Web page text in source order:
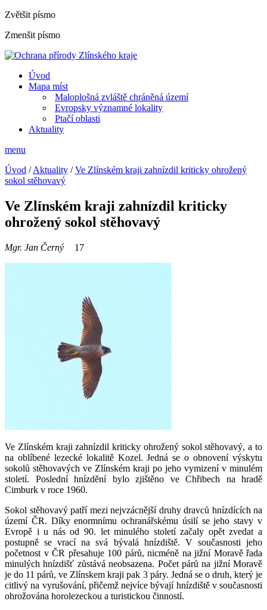
Zvětšit písmo
Zmenšit písmo
Úvod
Mapa míst
Maloplošná zvláště chráněná území
Evropsky významné lokality
Ptačí oblasti
Aktuality
menu
Úvod /Aktuality /Ve Zlínském kraji zahnízdil kriticky ohrožený
sokol stěhovavý
Ve Zlínském kraji zahnízdil kriticky
ohrožený sokol stěhovavý
Mgr. Jan Černý 17
Ve Zlínském kraji zahnízdil kriticky ohrožený sokol stěhovavý, a to
na oblíbené lezecké lokalitě Kozel. Jedná se o obnovení výskytu
sokolů stěhovavých ve Zlínském kraji po jeho vymizení v minulém
století. Poslední hnízdění bylo zjištěno ve Chřibech na hradě
Cimburk v roce 1960.
Sokol stěhovavý patří mezi nejvzácnější druhy dravců hnízdících na
území ČR. Díky enormnímu ochranářskému úsilí se jeho stavy v
Evropě i u nás od 90. let minulého století začaly opět zvedat a
postupně se vrací na svá bývalá hnízdiště. V současnosti jeho
početnost v ČR přesahuje 100 párů, nicméně na jižní Moravě řada
minulých hnízdišť zůstává neobsazena. Počet párů na jižní Moravě
je do 11 párů, ve Zlínskem kraji pak 3 páry. Jedná se o druh, který je
citlivý na vyrušování, přičemž nejvíce bývají hnízdiště v současnosti
ohrožována horolezeckou a turistickou činností.